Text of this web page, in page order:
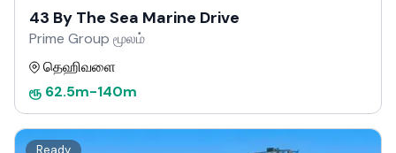
43 By The Sea Marine Drive
Prime Group மூலம்
தெஹிவளை
ரூ 62.5m-140m
Ready